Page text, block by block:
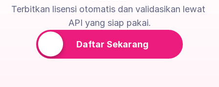
Terbitkan lisensi otomatis dan validasikan lewat
API yang siap pakai.
Daftar Sekarang